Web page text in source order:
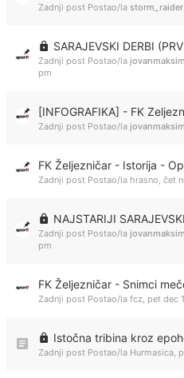
Zadnji post Postao/la storm_raider
SARAJEVSKI DERBI
Zadnji post Postao/la
pm
[INFOGRAFIKA] - FK
Zadnji post Postao/la
FK Željezničar - Istorija -
Zadnji post Postao/la hrasno, čet
NAJSTARIJI
Zadnji post Postao/la
pm
FK Željezničar - Snimci
Zadnji post Postao/la fcz, pet dec
Istočna tribina kroz
Zadnji post Postao/la Hurmasica,